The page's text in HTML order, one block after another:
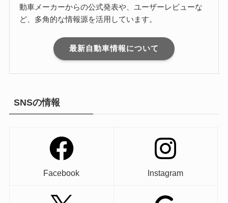
動車メーカーからの公式発表や、ユーザーレビューな
ど、多角的な情報源を活用しています。
最新自動車情報について
SNSの情報
Facebook Instagram